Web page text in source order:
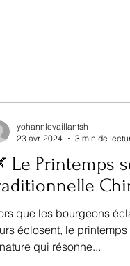
Le Printemps
que les bourgeons
éclosent, le
qui résonne...
yohannlevaillantsh
23 avr. 2024
3 min de